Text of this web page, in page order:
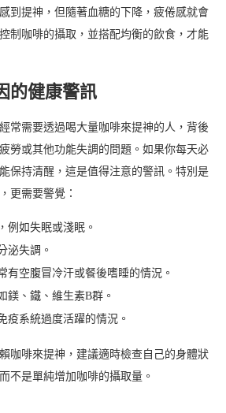
到提神，但隨著血糖的下降，疲倦感就會
制咖啡的攝取，並搭配均衡的飲食，才能
的健康警訊
常需要透過喝大量咖啡來提神的人，背後
勞或其他功能失調的問題。如果你每天必
保持清醒，這是值得注意的警訊。特別是
更需要警覺：
例如失眠或淺眠。
泌失調。
有空腹冒冷汗或餐後嗜睡的情況。
鎂、鐵、維生素B群。
疫系統過度活躍的情況。
咖啡來提神，建議適時檢查自己的身體狀
不是單純增加咖啡的攝取量。